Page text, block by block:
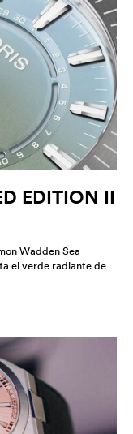
EDITION II
Wadden Sea
el verde radiante de